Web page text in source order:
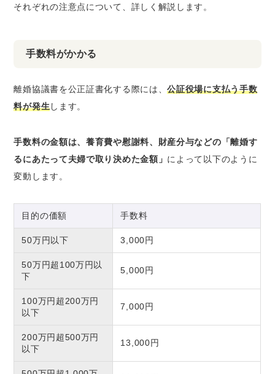
それぞれの注意点について、詳しく解説します。
手数料がかかる
離婚協議書を公正証書化する際には、公証役場に支払う手数
料が発生します。
手数料の金額は、養育費や慰謝料、財産分与などの「離婚す
るにあたって夫婦で取り決めた金額」 によって以下のように
変動します。
目的の価額 手数料
50万円以下 3,000円
50万円超100万円以
下
5,000円
100万円超200万円
以下
7,000円
200万円超500万円
以下
13,000円